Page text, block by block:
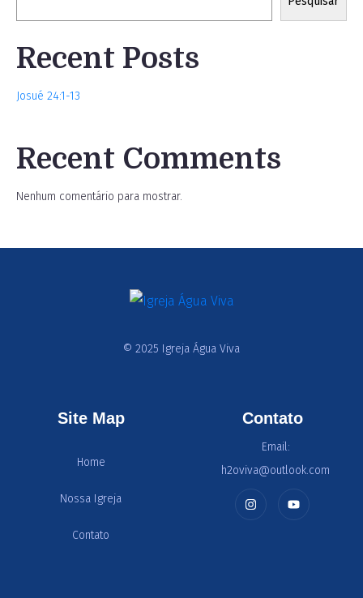
Recent Posts
Josué 24:1-13
Recent Comments
Nenhum comentário para mostrar.
© 2025 Igreja Água Viva
Site Map
Home
Nossa Igreja
Contato
Contato
Email:
h2oviva@outlook.com